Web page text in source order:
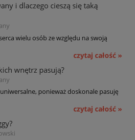
i dlaczego cieszą się taką
wielu osób ze względu na swoją
czytaj całość »
wnętrz pasują?
ponieważ doskonale pasuję
czytaj całość »